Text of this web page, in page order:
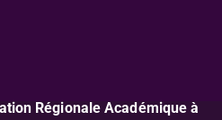
Régionale Académique à